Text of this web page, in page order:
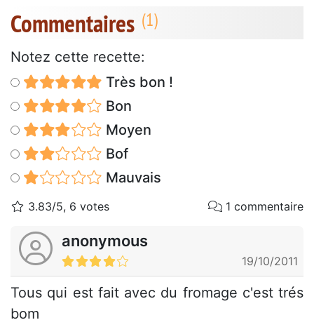
Commentaires
Notez cette recette:
Très bon !
Bon
Moyen
Bof
Mauvais
3.83/5, 6 votes 1 commentaire
anonymous
19/10/2011
Tous qui est fait avec du fromage c'est trés
bom